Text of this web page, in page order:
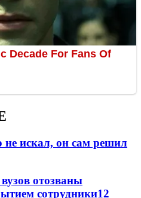
искал, он сам решил
отозваны
сотрудники12